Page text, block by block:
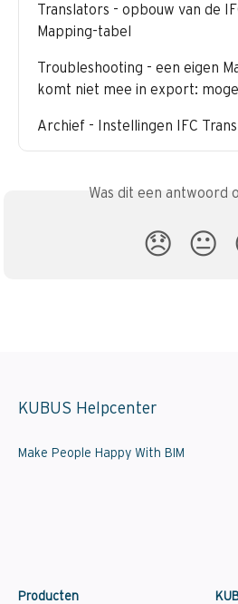
Translators - opbouw van de
Mapping-tabel
Troubleshooting - een eigen
komt niet mee in export:
Archief - Instellingen IFC
Was dit een antwoord
😞 😐
KUBUS Helpcenter
Make People Happy With BIM
Producten